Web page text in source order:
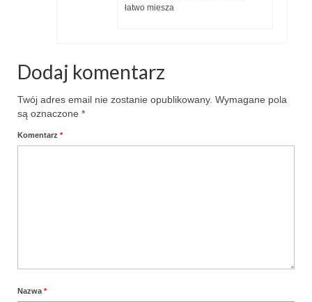
łatwo miesza
Dodaj komentarz
Twój adres email nie zostanie opublikowany. Wymagane pola
są oznaczone *
Komentarz *
Nazwa *